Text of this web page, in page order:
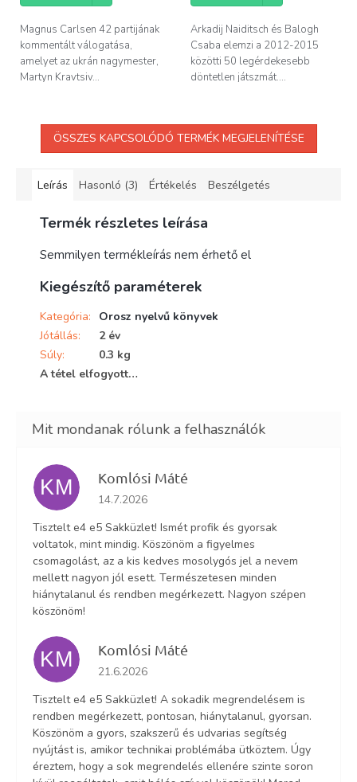
Magnus Carlsen 42 partijának
kommentált válogatása,
amelyet az ukrán nagymester,
Martyn Kravtsiv...
Arkadij Naiditsch és Balogh
Csaba elemzi a 2012-2015
közötti 50 legérdekesebb
döntetlen játszmát....
ÖSSZES KAPCSOLÓDÓ TERMÉK MEGJELENÍTÉSE
Leírás Hasonló (3) Értékelés Beszélgetés
Termék részletes leírása
Semmilyen termékleírás nem érhető el
Kiegészítő paraméterek
Kategória:
Orosz nyelvű könyvek
Jótállás:
2 év
Súly:
0.3 kg
A tétel elfogyott…
KM Komlósi Máté
Az áruház értékelése 5-ből 5 csillag.
14.7.2026
Tisztelt e4 e5 Sakküzlet! Ismét profik és gyorsak
voltatok, mint mindig. Köszönöm a figyelmes
csomagolást, az a kis kedves mosolygós jel a nevem
mellett nagyon jól esett. Természetesen minden
hiánytalanul és rendben megérkezett. Nagyon szépen
köszönöm!
KM Komlósi Máté
Az áruház értékelése 5-ből 5 csillag.
21.6.2026
Tisztelt e4 e5 Sakküzlet! A sokadik megrendelésem is
rendben megérkezett, pontosan, hiánytalanul, gyorsan.
Köszönöm a gyors, szakszerű és udvarias segítség
nyújtást is, amikor technikai problémába ütköztem. Úgy
éreztem, hogy a sok megrendelés ellenére szinte soron